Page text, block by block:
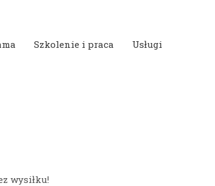
Szkolenie i praca Usługi
wysiłku!